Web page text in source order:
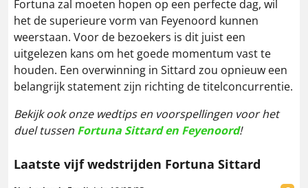
Fortuna zal moeten hopen op een perfecte dag, wil
het de superieure vorm van Feyenoord kunnen
weerstaan. Voor de bezoekers is dit juist een
uitgelezen kans om het goede momentum vast te
houden. Een overwinning in Sittard zou opnieuw een
belangrijk statement zijn richting de titelconcurrentie.
Bekijk ook onze wedtips en voorspellingen voor het
duel tussen Fortuna Sittard en Feyenoord!
Laatste vijf wedstrijden Fortuna Sittard